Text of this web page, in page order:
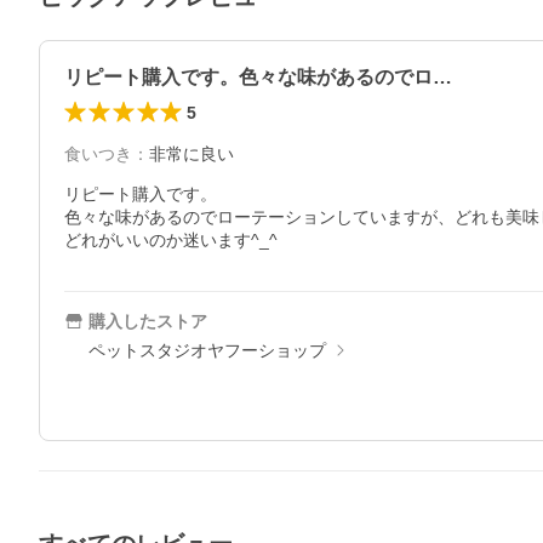
リピート購入です。色々な味があるのでロ…
5
食いつき ： 非常に良い
リピート購入です。
色々な味があるのでローテーションしていますが、どれも美味
どれがいいのか迷います^_^
購入したストア
ペットスタジオヤフーショップ